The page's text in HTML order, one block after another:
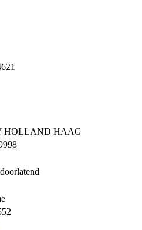
HOLLAND HAAG